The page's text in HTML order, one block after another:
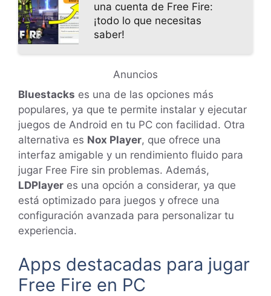
una cuenta de Free Fire:
¡todo lo que necesitas
saber!
Anuncios
Bluestacks es una de las opciones más
populares, ya que te permite instalar y ejecutar
juegos de Android en tu PC con facilidad. Otra
alternativa es Nox Player, que ofrece una
interfaz amigable y un rendimiento fluido para
jugar Free Fire sin problemas. Además,
LDPlayer es una opción a considerar, ya que
está optimizado para juegos y ofrece una
configuración avanzada para personalizar tu
experiencia.
Apps destacadas para jugar
Free Fire en PC